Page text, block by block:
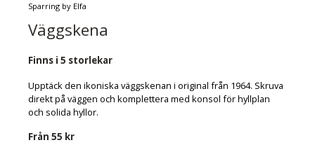
Sparring by Elfa
Väggskena
Finns i 5 storlekar
Upptäck den ikoniska väggskenan i original från 1964. Skruva
direkt på väggen och komplettera med konsol för hyllplan
och solida hyllor.
Från 55 kr